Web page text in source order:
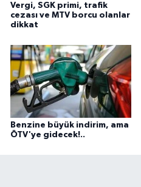
Vergi, SGK primi, trafik
cezası ve MTV borcu olanlar
dikkat
Benzine büyük indirim, ama
ÖTV'ye gidecek!..